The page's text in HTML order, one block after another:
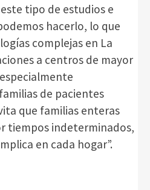
tipo de estudios e
hacerlo, lo que
complejas en La
a centros de mayor
de pacientes
que familias enteras
tiempos indeterminados,
en cada hogar”.